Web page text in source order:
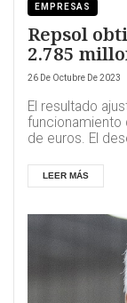
EMPRESAS
Repsol
2.785
26 De Octubre De 2023
El resultado
funcionamiento
de euros. El
LEER MÁS